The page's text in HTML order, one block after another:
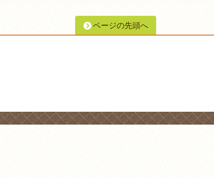
ページの先頭へ